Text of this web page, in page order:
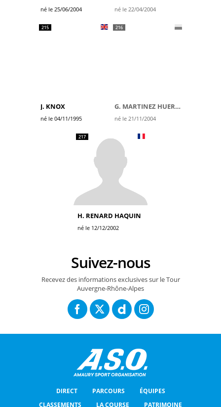
né le 25/06/2004 né le 22/04/2004
215
J. KNOX
né le 04/11/1995
216
G. MARTINEZ HUERTAS
né le 21/11/2004
217
H. RENARD HAQUIN
né le 12/12/2002
Suivez-nous
Recevez des informations exclusives sur le Tour
Auvergne-Rhône-Alpes
DIRECT PARCOURS
ÉQUIPES
CLASSEMENTS
LA COURSE PATRIMOINE